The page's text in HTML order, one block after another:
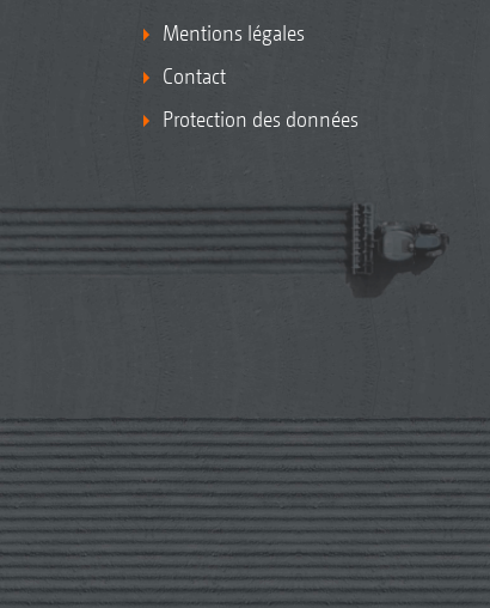
Mentions légales
Contact
Protection des données